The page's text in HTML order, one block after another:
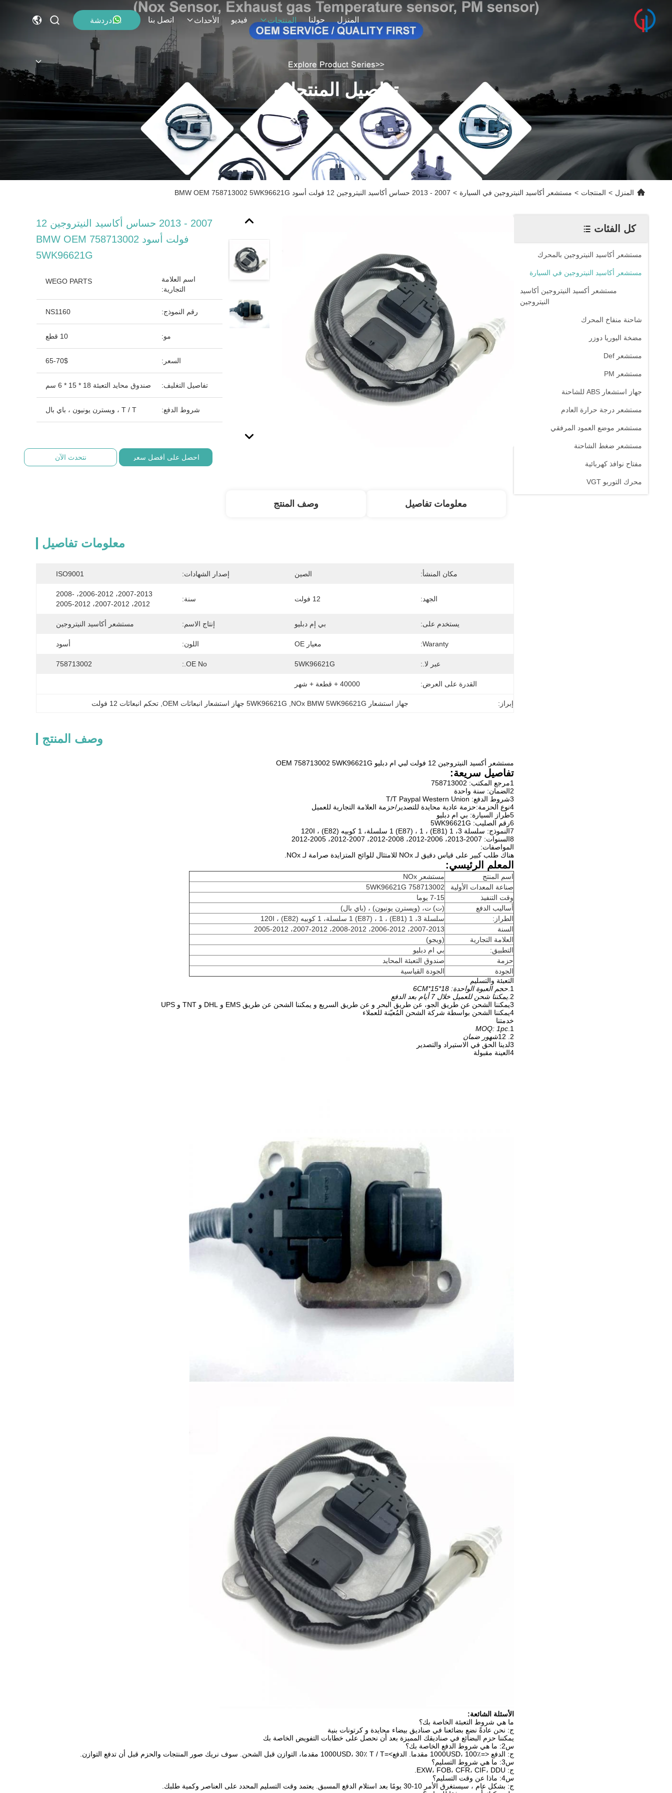
المنزل حولنا المنتجات فيديو الأحداث اتصل بنا دردشة
تفاصيل المنتجات
المنزل > المنتجات > مستشعر أكاسيد النيتروجين في السيارة > 2007 - 2013 حساس أكاسيد النيتروجين 12 فولت أسود BMW OEM 758713002 5WK96621G
كل الفئات
مستشعر أكاسيد النيتروجين بالمحرك
مستشعر أكاسيد النيتروجين في السيارة
مستشعر أكسيد النيتروجين أكاسيد
النيتروجين
شاحنة منفاخ المحرك
مضخة اليوريا دوزر
مستشعر Def
مستشعر PM
جهاز استشعار ABS للشاحنة
مستشعر درجة حرارة العادم
مستشعر موضع العمود المرفقي
مستشعر ضغط الشاحنة
مفتاح نوافذ كهربائية
محرك التوربو VGT
2007 - 2013 حساس أكاسيد النيتروجين 12
فولت أسود BMW OEM 758713002
5WK96621G
اسم العلامة
التجارية:
WEGO PARTS
رقم النموذج: NS1160
مو: 10 قطع
السعر: 65-70$
تفاصيل التغليف: صندوق محايد التعبئة 18 * 15 * 6 سم
شروط الدفع: T / T ، ويسترن يونيون ، باي بال
احصل على أفضل سعر نتحدث الآن
معلومات تفاصيل وصف المنتج
معلومات تفاصيل
مكان المنشأ: الصين إصدار الشهادات: ISO9001
الجهد: 12 فولت سنة:
2007-2013، 2006-2012، 2008-
2012، 2007-2012، 2005-2012
يستخدم على: بي إم دبليو إنتاج الاسم: مستشعر أكاسيد النيتروجين
Waranty: معيار OE اللون: أسود
عبر لا.: 5WK96621G
OE No.:
758713002
القدرة على العرض: 40000 + قطعة + شهر
إبراز: جهاز استشعار NOx BMW 5WK96621G 5WK96621G جهاز استشعار انبعاثات OEM , تحكم انبعاثات 12 فولت
وصف المنتج
مستشعر أكسيد النيتروجين 12 فولت لبي ام دبليو OEM 758713002 5WK96621G
تفاصيل سريعة:
1مرجع المكتب: 758713002
2الضمان: سنة واحدة
3شروط الدفع: T/T Paypal Western Union
4نوع الحزمة:حزمة عادية محايدة للتصدير/حزمة العلامة التجارية للعميل
5طراز السيارة: بي ام دبليو
6رقم الصليب: 5WK96621G
7النموذج: سلسلة 3، 1 (E81) ، 1 (E87) ، 1 سلسلة، 1 كوبيه (E82) ، 120I
8السنوات: 2007-2013، 2006-2012، 2008-2012، 2007-2012، 2005-2012
المواصفات:
هناك طلب كبير على قياس دقيق لـ NOx للامتثال للوائح المتزايدة صرامة لـ NOx.
المعلم الرئيسي:
اسم المنتج
مستشعر NOx
صناعة المعدات الأولية
758713002 5WK96621G
وقت التنفيذ
7-15 يوما
أساليب الدفع
(ت) ت، (ويسترن يونيون) ، (باي بال)
الطراز:
سلسلة 3، 1 (E81) ، 1 (E87) ، 1 سلسلة، 1 كوبيه (E82) ، 120I
السنة
2007-2013، 2006-2012، 2008-2012، 2007-2012، 2005-2012
العلامة التجارية
(ويجو)
التطبيق:
بي ام دبليو
حزمة
صندوق التعبئة المحايد
الجودة
الجودة القياسية
التعبئة والتسليم
1. حجم العبوة الواحدة: 18*15*6CM
2. يمكننا شحن للعميل خلال 7 أيام بعد الدفع
3يمكننا الشحن عن طريق الجو، عن طريق البحر و عن طريق السريع و يمكننا الشحن عن طريق EMS و DHL و TNT و UPS
4يمكننا الشحن بواسطة شركة الشحن المُعيّنة للعملاء
خدمتنا
1.
MOQ: 1pc
2. 12
شهور ضمان
3لدينا الحق في الاستيراد والتصدير
4العينة مقبولة
الأسئلة الشائعة:
ما هي شروط التعبئة الخاصة بك؟
ج: نحن عادةً نضع بضائعنا في صناديق بيضاء محايدة و كرتونات بنية
يمكننا حزم البضائع في صناديقك المميزة بعد أن نحصل على خطابات التفويض الخاصة بك
س2: ما هي شروط الدفع الخاصة بك؟
ج: الدفع <=1000USD، 100٪ مقدما. الدفع>=1000USD، 30٪ T / T مقدما، التوازن قبل الشحن. سوف نريك صور المنتجات والحزم قبل أن تدفع التوازن.
س3: ما هي شروط التسليم؟
ج: EXW، FOB، CFR، CIF، DDU.
س4: ماذا عن وقت التسليم؟
ج: بشكل عام ، سيستغرق الأمر 10-30 يومًا بعد استلام الدفع المسبق. يعتمد وقت التسليم المحدد على العناصر وكمية طلبك.